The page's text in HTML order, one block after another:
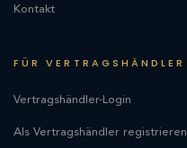
Kontakt
FÜR VERTRAGSHÄNDLER
Vertragshändler-Login
Als Vertragshändler registrieren